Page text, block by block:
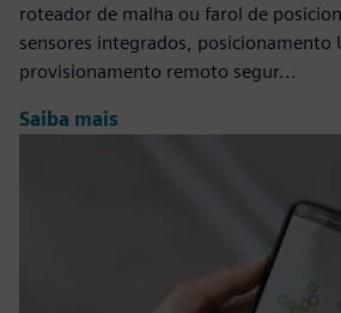
roteador de malha ou farol de
sensores integrados, posicionamento
provisionamento remoto segur...
Saiba mais